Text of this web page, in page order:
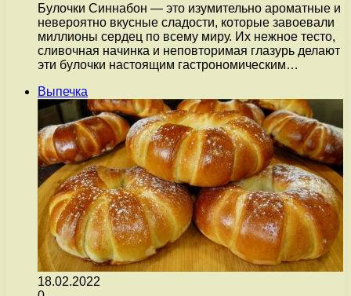
Булочки Синнабон — это изумительно ароматные и
невероятно вкусные сладости, которые завоевали
миллионы сердец по всему миру. Их нежное тесто,
сливочная начинка и неповторимая глазурь делают
эти булочки настоящим гастрономическим…
Выпечка
18.02.2022